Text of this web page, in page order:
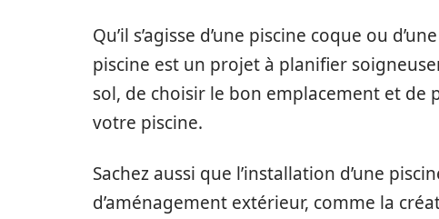
Qu’il s’agisse d’une piscine coque ou
piscine est un projet à planifier
sol, de choisir le bon emplacement et de
votre piscine.
Sachez aussi que l’installation d’une
d’aménagement extérieur, comme la